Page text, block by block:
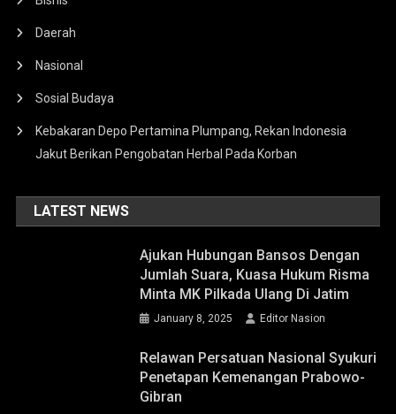
Daerah
Nasional
Sosial Budaya
Kebakaran Depo Pertamina Plumpang, Rekan Indonesia
Jakut Berikan Pengobatan Herbal Pada Korban
LATEST NEWS
Ajukan Hubungan Bansos Dengan
Jumlah Suara, Kuasa Hukum Risma
Minta MK Pilkada Ulang Di Jatim
January 8, 2025 Editor Nasion
Relawan Persatuan Nasional Syukuri
Penetapan Kemenangan Prabowo-
Gibran